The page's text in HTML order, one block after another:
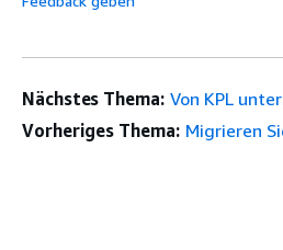
Nächstes Thema: Von KPL
Vorheriges Thema: Migrieren